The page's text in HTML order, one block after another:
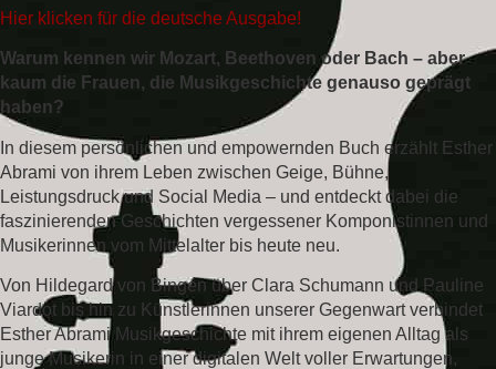
Hier klicken für die deutsche Ausgabe!
Warum kennen wir Mozart, Beethoven oder Bach – aber
kaum die Frauen, die Musikgeschichte genauso geprägt
haben?
In diesem persönlichen und empowernden Buch erzählt Esther
Abrami von ihrem Leben zwischen Geige, Bühne,
Leistungsdruck und Social Media – und entdeckt dabei die
faszinierenden Geschichten vergessener Komponistinnen und
Musikerinnen vom Mittelalter bis heute neu.
Von Hildegard von Bingen über Clara Schumann und Pauline
Viardot bis hin zu Künstlerinnen unserer Gegenwart verbindet
Esther Abrami Musikgeschichte mit ihrem eigenen Alltag als
junge Musikerin in einer digitalen Welt voller Erwartungen,